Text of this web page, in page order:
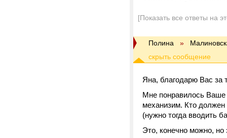
[Показать все ответы на
Полина »
Яна, благодарю Вас за
Мне понравилось Ваше
механизим. Кто
(нужно тогда вводить
Это, конечно можно, но